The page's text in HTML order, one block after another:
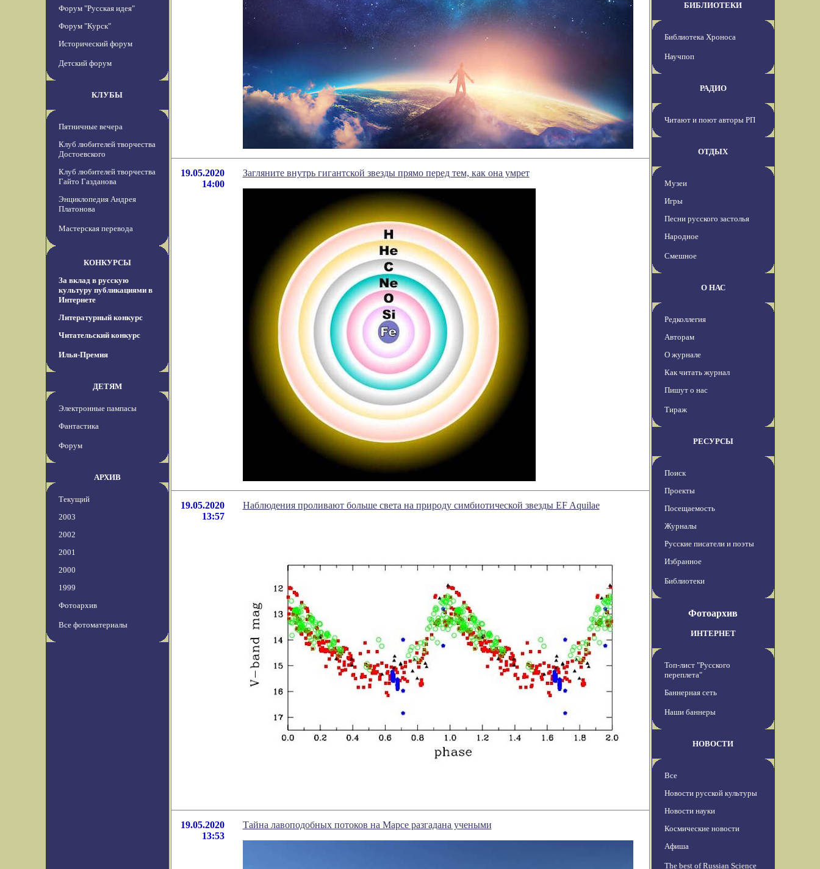
Форум "Русская идея"
Форум "Курск"
Исторический форум
Детский форум
КЛУБЫ
Пятничные вечера
Клуб любителей творчества
Достоевского
Клуб любителей творчества
Гайто Газданова
Энциклопедия Андрея
Платонова
Мастерская перевода
КОНКУРСЫ
За вклад в русскую
культуру публикациями в
Интернете
Литературный конкурс
Читательский конкурс
Илья-Премия
ДЕТЯМ
Электронные пампасы
Фантастика
Форум
АРХИВ
Текущий
2003
2002
2001
2000
1999
Фотоархив
Все фотоматериалы
19.05.2020
14:00
Загляните внутрь гигантской звезды прямо перед тем, как она умрет
19.05.2020
13:57
Наблюдения проливают больше света на природу симбиотической звезды EF Aquilae
19.05.2020
13:53
Тайна лавоподобных потоков на Марсе разгадана учеными
БИБЛИОТЕКИ
Библиотека Хроноса
Научпоп
РАДИО
Читают и поют авторы РП
ОТДЫХ
Музеи
Игры
Песни русского застолья
Народное
Смешное
О НАС
Редколлегия
Авторам
О журнале
Как читать журнал
Пишут о нас
Тираж
РЕСУРСЫ
Поиск
Проекты
Посещаемость
Журналы
Русские писатели и поэты
Избранное
Библиотеки
Фотоархив
ИНТЕРНЕТ
Топ-лист "Русского
переплета"
Баннерная сеть
Наши баннеры
НОВОСТИ
Все
Новости русской культуры
Новости науки
Космические новости
Афиша
The best of Russian Science